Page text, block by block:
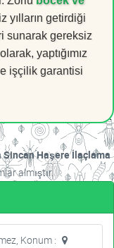
yılların getirdiği
sunarak gereksiz
yaptığımız
işçilik garantisi
Sincan Haşere İlaçlama
almıştır.
Konum :